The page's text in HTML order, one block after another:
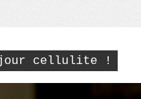
cellulite !